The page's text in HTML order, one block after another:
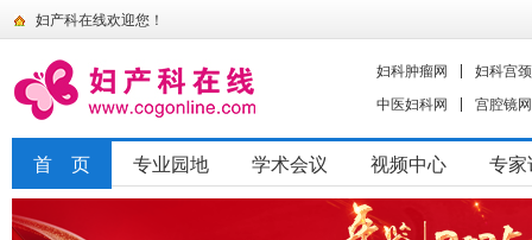
妇产科在线欢迎您！
妇科肿瘤网
妇科宫
中医妇科网
宫腔镜网
首 页 专业园地 学术会议 视频中心 专家